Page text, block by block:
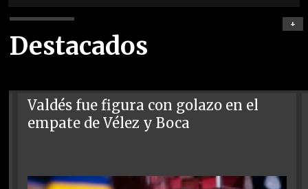
Destacados
+
Valdés fue figura con golazo en el
empate de Vélez y Boca